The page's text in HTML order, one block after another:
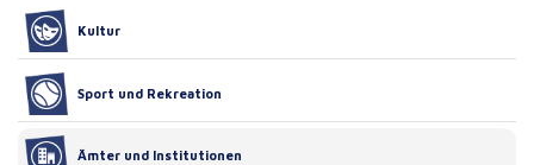
Kultur
Sport und Rekreation
Ämter und Institutionen